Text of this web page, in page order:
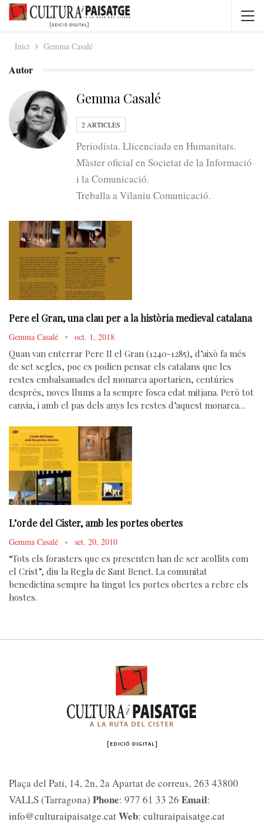
Inici Gemma Casalé
Autor
Gemma Casalé
2 ARTICLES
Periodista. Llicenciada en Humanitats.
Màster oficial en Societat de la Informació
i la Comunicació.
Treballa a Vilaniu Comunicació.
Pere el Gran, una clau per a la història medieval catalana
Gemma Casalé oct. 1, 2018
Quan van enterrar Pere II el Gran (1240-1285), d’això fa més
de set segles, poc es podien pensar els catalans que les
restes embalsamades del monarca aportarien, centúries
després, noves llums a la sempre fosca edat mitjana. Però tot
canvia, i amb el pas dels anys les restes d’aquest monarca…
L’orde del Cister, amb les portes obertes
Gemma Casalé set. 20, 2010
“Tots els forasters que es presenten han de ser acollits com
el Crist”, diu la Regla de Sant Benet. La comunitat
benedictina sempre ha tingut les portes obertes a rebre els
hostes.
Plaça del Pati, 14, 2n, 2a Apartat de correus, 263 43800
VALLS (Tarragona) Phone: 977 61 33 26 Email:
info@culturaipaisatge.catWeb: culturaipaisatge.cat